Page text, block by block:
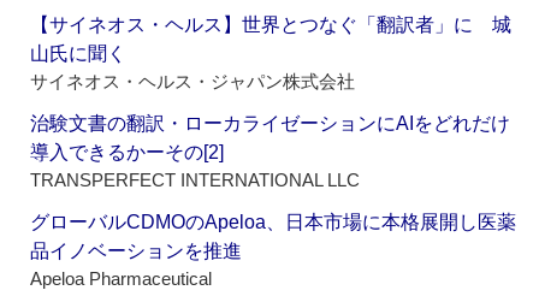
【サイネオス・ヘルス】世界とつなぐ「翻訳者」に 城
山氏に聞く
サイネオス・ヘルス・ジャパン株式会社
治験文書の翻訳・ローカライゼーションにAIをどれだけ
導入できるかーその[2]
TRANSPERFECT INTERNATIONAL LLC
グローバルCDMOのApeloa、日本市場に本格展開し医薬
品イノベーションを推進
Apeloa Pharmaceutical